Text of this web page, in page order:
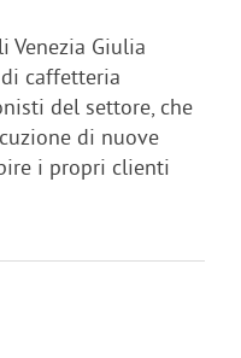
Venezia Giulia
caffetteria
del settore, che
di nuove
i propri clienti